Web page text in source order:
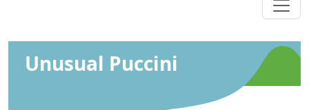
Unusual Puccini